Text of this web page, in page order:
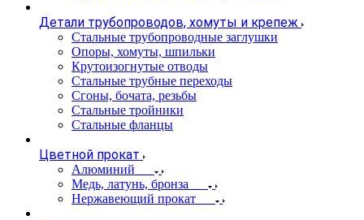
Детали трубопроводов, хомуты и крепеж
Стальные трубопроводные заглушки
Опоры, хомуты, шпильки
Крутоизогнутые отводы
Стальные трубные переходы
Сгоны, бочата, резьбы
Стальные тройники
Стальные фланцы
Цветной прокат
Алюминий
Медь, латунь, бронза
Нержавеющий прокат